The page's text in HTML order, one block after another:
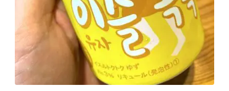
月庵
クリアクーラー
FRUITZER (フルーツァー）
サッポロ
濃いめのレモンサワー